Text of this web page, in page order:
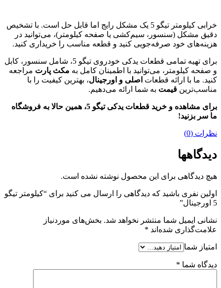
خرابی کیلومتر تیگو 5 یک مشکل رایج اما قابل حل است. با تشخیص
دقیق مشکل (سنسور، سیم‌کشی یا صفحه کیلومتر)، می‌توانید در
هزینه‌های خود صرفه‌جویی کنید و قطعه مناسب را خریداری کنید.
برای تهیه تمامی قطعات یدکی خودروی تیگو 5، شامل سنسور، کابل
و صفحه کیلومتر، می‌توانید با اطمینان کامل به مکث پارت مراجعه
کنید. ما با ارائه قطعات اصلی و اورجینال، بهترین کیفیت را با
مناسب‌ترین قیمت به شما ارائه می‌دهیم.
برای مشاهده و خرید قطعات یدکی تیگو 5، همین حالا به فروشگاه
ما سر بزنید!
نظرات (0)
دیدگاهها
هیچ دیدگاهی برای این محصول نوشته نشده است.
اولین نفری باشید که دیدگاهی را ارسال می کنید برای “کیلومتر تیگو
5 اورجینال”
نشانی ایمیل شما منتشر نخواهد شد. بخش‌های موردنیاز
علامت‌گذاری شده‌اند *
امتیاز شما
دیدگاه شما *